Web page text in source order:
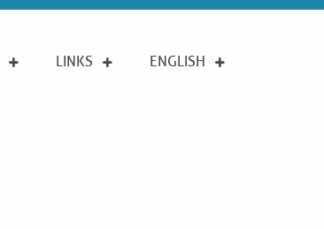
LINKS ENGLISH